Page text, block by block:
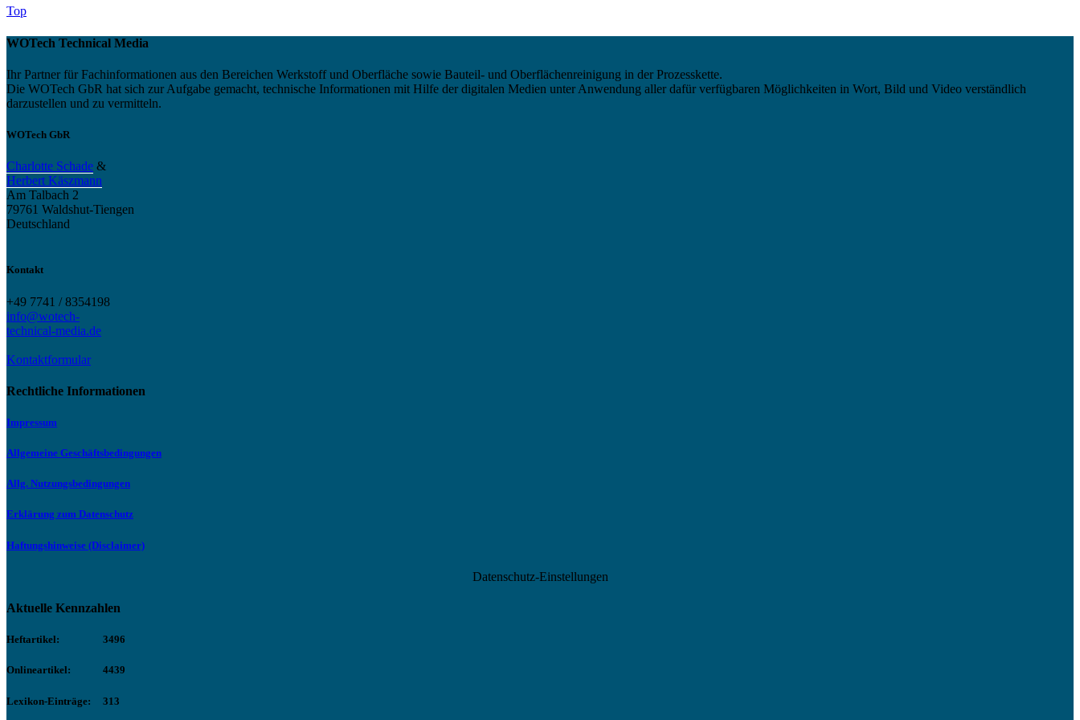
Top
WOTech Technical Media
Ihr Partner für Fachinformationen aus den Bereichen Werkstoff und Oberfläche sowie Bauteil- und Oberflächenreinigung in der Prozesskette.
Die WOTech GbR hat sich zur Aufgabe gemacht, technische Informationen mit Hilfe der digitalen Medien unter Anwendung aller dafür verfügbaren Möglichkeiten in Wort, Bild und Video verständlich
darzustellen und zu vermitteln.
WOTech GbR
Charlotte Schade &
Herbert Käszmann
Am Talbach 2
79761 Waldshut-Tiengen
Deutschland
Kontakt
+49 7741 / 8354198
info@wotech-
technical-media.de
Kontaktformular
Rechtliche Informationen
Impressum
Allgemeine Geschäftsbedingungen
Allg. Nutzungsbedingungen
Erklärung zum Datenschutz
Haftungshinweise (Disclaimer)
Datenschutz-Einstellungen
Aktuelle Kennzahlen
Heftartikel: 3496
Onlineartikel: 4439
Lexikon-Einträge: 313